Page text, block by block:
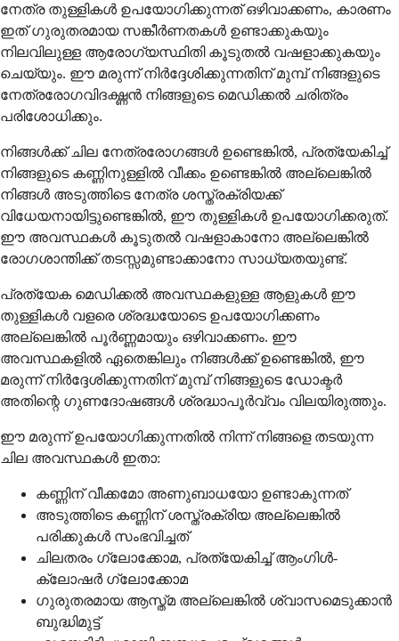
നേത്ര തുള്ളികൾ ഉപയോഗിക്കുന്നത് ഒഴിവാക്കണം, കാരണം
ഇത് ഗുരുതരമായ സങ്കീർണതകൾ ഉണ്ടാക്കുകയും
നിലവിലുള്ള ആരോഗ്യസ്ഥിതി കൂടുതൽ വഷളാക്കുകയും
ചെയ്യും. ഈ മരുന്ന് നിർദ്ദേശിക്കുന്നതിന് മുമ്പ് നിങ്ങളുടെ
നേത്രരോഗവിദഗ്ദ്ധൻ നിങ്ങളുടെ മെഡിക്കൽ ചരിത്രം
പരിശോധിക്കും.
നിങ്ങൾക്ക് ചില നേത്രരോഗങ്ങൾ ഉണ്ടെങ്കിൽ, പ്രത്യേകിച്ച്
നിങ്ങളുടെ കണ്ണിനുള്ളിൽ വീക്കം ഉണ്ടെങ്കിൽ അല്ലെങ്കിൽ
നിങ്ങൾ അടുത്തിടെ നേത്ര ശസ്ത്രക്രിയക്ക്
വിധേയനായിട്ടുണ്ടെങ്കിൽ, ഈ തുള്ളികൾ ഉപയോഗിക്കരുത്.
ഈ അവസ്ഥകൾ കൂടുതൽ വഷളാകാനോ അല്ലെങ്കിൽ
രോഗശാന്തിക്ക് തടസ്സമുണ്ടാക്കാനോ സാധ്യതയുണ്ട്.
പ്രത്യേക മെഡിക്കൽ അവസ്ഥകളുള്ള ആളുകൾ ഈ
തുള്ളികൾ വളരെ ശ്രദ്ധയോടെ ഉപയോഗിക്കണം
അല്ലെങ്കിൽ പൂർണ്ണമായും ഒഴിവാക്കണം. ഈ
അവസ്ഥകളിൽ ഏതെങ്കിലും നിങ്ങൾക്ക് ഉണ്ടെങ്കിൽ, ഈ
മരുന്ന് നിർദ്ദേശിക്കുന്നതിന് മുമ്പ് നിങ്ങളുടെ ഡോക്ടർ
അതിന്റെ ഗുണദോഷങ്ങൾ ശ്രദ്ധാപൂർവ്വം വിലയിരുത്തും.
ഈ മരുന്ന് ഉപയോഗിക്കുന്നതിൽ നിന്ന് നിങ്ങളെ തടയുന്ന
ചില അവസ്ഥകൾ ഇതാ:
കണ്ണിന് വീക്കമോ അണുബാധയോ ഉണ്ടാകുന്നത്
അടുത്തിടെ കണ്ണിന് ശസ്ത്രക്രിയ അല്ലെങ്കിൽ
പരിക്കുകൾ സംഭവിച്ചത്
ചിലതരം ഗ്ലോക്കോമ, പ്രത്യേകിച്ച് ആംഗിൾ-
ക്ലോഷർ ഗ്ലോക്കോമ
ഗുരുതരമായ ആസ്ത്മ അല്ലെങ്കിൽ ശ്വാസമെടുക്കാൻ
ബുദ്ധിമുട്ട്